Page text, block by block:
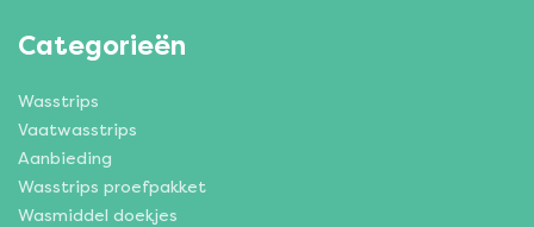
Categorieën
Wasstrips
Vaatwasstrips
Aanbieding
Wasstrips proefpakket
Wasmiddel doekjes